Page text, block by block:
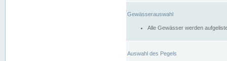
Gewässerauswahl
Alle Gewässer werden
Auswahl des Pegels